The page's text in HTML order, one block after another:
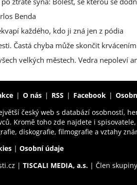
Benda
každého, kdo ji zná jen z pódia
Častá chyba může skončit
velkých městech. Vedra nepoleví
O nás RSS Facebook
český web s databází osobností,
Kromě toho zde najdete i
diskografie, filmografie a vztahy
|Osobní údaje
|TISCALI MEDIA, a.s. | Člen skupiny